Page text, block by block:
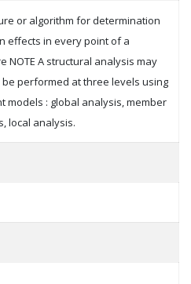
or algorithm for determination
effects in every point of a
NOTE A structural analysis may
performed at three levels using
models : global analysis, member
local analysis.